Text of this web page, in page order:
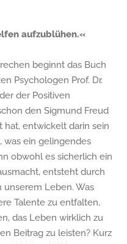
aufzublühen.«
beginnt das Buch
Psychologen Prof. Dr.
der Positiven
den Sigmund Freud
hat, entwickelt darin sein
was ein gelingendes
obwohl es sicherlich ein
entsteht durch
unserem Leben. Was
Talente zu entfalten,
das Leben wirklich zu
Beitrag zu leisten? Kurz